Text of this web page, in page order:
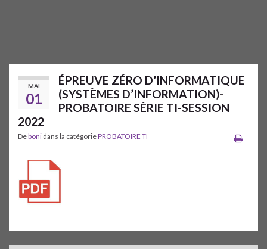
MAI
01
ÉPREUVE ZÉRO D’INFORMATIQUE
(SYSTÈMES D’INFORMATION)-
PROBATOIRE SÉRIE TI-SESSION
2022
Deboni dans la catégoriePROBATOIRE TI